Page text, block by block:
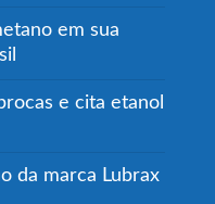
em sua
e cita etanol
da marca Lubrax